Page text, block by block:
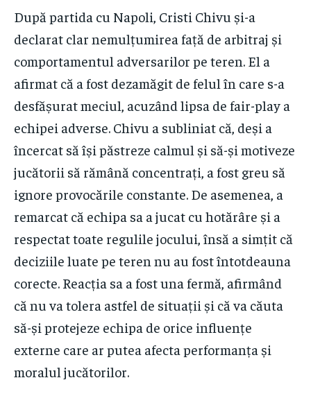
După partida cu Napoli, Cristi Chivu și-a
declarat clar nemulțumirea față de arbitraj și
comportamentul adversarilor pe teren. El a
afirmat că a fost dezamăgit de felul în care s-a
desfășurat meciul, acuzând lipsa de fair-play a
echipei adverse. Chivu a subliniat că, deși a
încercat să își păstreze calmul și să-și motiveze
jucătorii să rămână concentrați, a fost greu să
ignore provocările constante. De asemenea, a
remarcat că echipa sa a jucat cu hotărâre și a
respectat toate regulile jocului, însă a simțit că
deciziile luate pe teren nu au fost întotdeauna
corecte. Reacția sa a fost una fermă, afirmând
că nu va tolera astfel de situații și că va căuta
să-și protejeze echipa de orice influențe
externe care ar putea afecta performanța și
moralul jucătorilor.